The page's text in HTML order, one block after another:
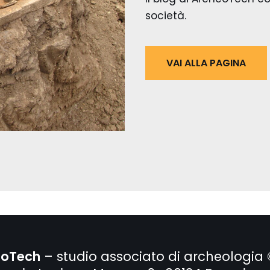
società.
VAI ALLA PAGINA
– studio associato di archeologia